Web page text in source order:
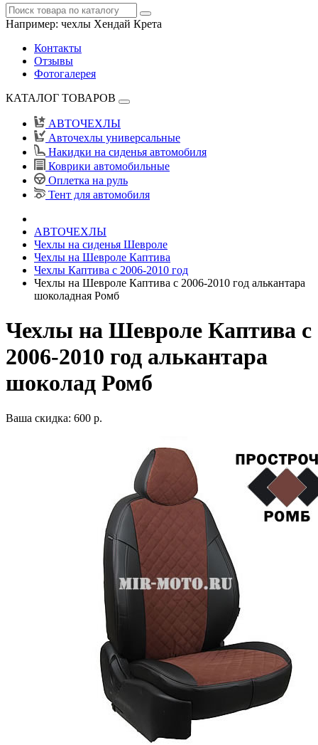
Например: чехлы Хендай Крета
Контакты
Отзывы
Фотогалерея
КАТАЛОГ ТОВАРОВ
АВТОЧЕХЛЫ
Авточехлы универсальные
Накидки на сиденья автомобиля
Коврики автомобильные
Оплетка на руль
Тент для автомобиля
АВТОЧЕХЛЫ
Чехлы на сиденья Шевроле
Чехлы на Шевроле Каптива
Чехлы Каптива с 2006-2010 год
Чехлы на Шевроле Каптива с 2006-2010 год алькантара
шоколадная Ромб
Чехлы на Шевроле Каптива с
2006-2010 год алькантара
шоколад Ромб
Ваша скидка: 600 р.